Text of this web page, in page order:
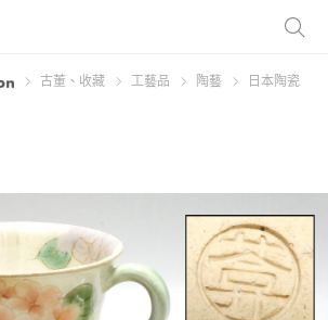
古董、收藏 工藝品 陶藝
日本陶瓷